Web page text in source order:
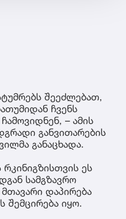
შეეძლებათ,
ჩვენს
– ამის
განვითარების
განაცხადა.
ეს
სამგზავრო
დაპირება
შემცირება იყო.